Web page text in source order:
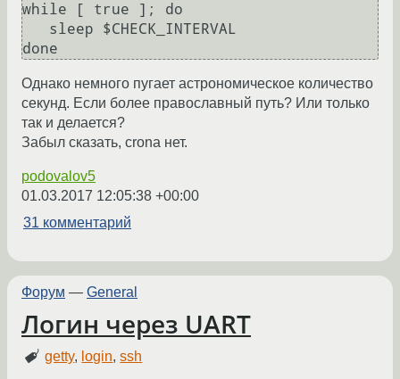
while [ true ]; do
Однако немного пугает астрономическое количество
секунд. Если более православный путь? Или только
так и делается?
Забыл сказать, crona нет.
podovalov5
01.03.2017 12:05:38 +00:00
31 комментарий
Форум — General
Логин через UART
getty, login,ssh